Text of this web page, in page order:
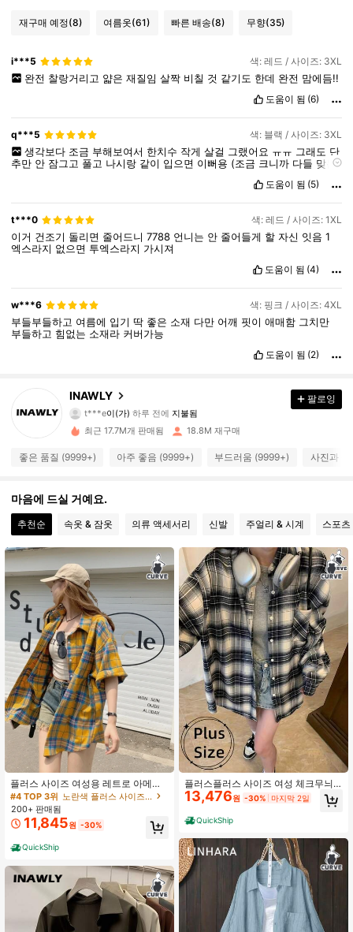
재구매 예정(8) 여름옷(61) 빠른 배송(8) 무향(35)
i***5 색: 레드 / 사이즈: 3XL
완전 찰랑거리고 얇은 재질임 살짝 비칠 것 같기도 한데 완전 맘에듬!!
도움이 됨 (6)
q***5 색: 블랙 / 사이즈: 3XL
생각보다 조금 부해보여서 한치수 작게 살걸 그랬어요 ㅠㅠ 그래도 단
추만 안 잠그고 풀고 나시랑 같이 입으면 이뻐용 (조금 크니까 다들 맞는
제품 이미지에 충실:
같은것만주니까유의하
세요 ㅠㅠ
냄새 설명:그냥옷시키면나는인공적인냄새나용
도움이 됨 (5)
t***0 색: 레드 / 사이즈: 1XL
이거 건조기 돌리면 줄어드니7788 언니는 안 줄어들게 할자신 잇음1
엑스라지 없으면 투엑스라지 가시져
도움이 됨 (4)
w***6 색: 핑크 / 사이즈: 4XL
부들부들하고 여름에 입기딱 좋은 소재 다만 어깨 핏이애매함 그치만
부들하고 힘없는 소재라 커버가능
도움이 됨 (2)
INAWLY
4.87
1.1M 팔로워
t***e이(가)하루 전에 지불됨
a***1다음 10분 전에
4.87
4.87 1.1M 팔로워
4.87 1.1M 팔로워
4.87 1.1M 팔로워
4.87 1.1M 팔로워
4.87 1.1M 팔로워
4.87 1.1M 팔로워
4.87 1.1M 팔로워
팔로잉
최근 17.7M개 판매됨 18.8M 재구매
좋은 품질 (9999+) 아주 좋음 (9999+) 부드러움 (9999+) 사진과
마음에 드실 거예요.
추천순 속옷 & 잠옷 의류 액세서리 신발 주얼리 & 시계 스포
플러스 사이즈 여성용 레트로 아메리
칸 니치 디자인 반팔 체크 셔츠, 경량
여름 자외선 차단 재킷, 루즈핏 다용도
블라우스, 페티트 옐로우
#4 TOP 3위
노란색 플러스 사이즈 블라우스
200+ 판매됨
11,845원 -30%
QuickShip
플러스플러스 사이즈 여성 체크무늬
카라 버튼 다운 셔츠, 캐주얼 루즈핏
대학 스타일, 일상 착용과 통근에 다용
도, 봄 & 가을
13,476원 -30% 마지막 2일
QuickShip